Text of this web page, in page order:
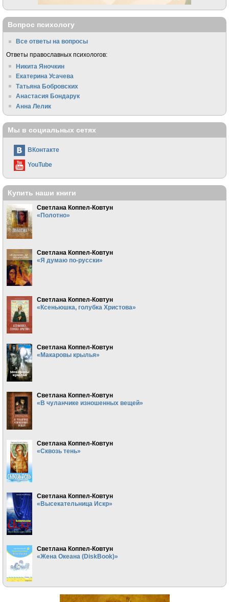
Вопрос психологу
Все ответы на вопросы
Ответы православных психологов:
Никита Яночкин
Екатерина Усачева
Татьяна Бобровских
Анастасия Бондарук
Анна Лелик
Мы в социальных сетях
ВКонтакте
YouTube
Купить наши книги
Светлана Коппел-Ковтун
«Полотно»
Светлана Коппел-Ковтун
«Я думаю по-русски»
Светлана Коппел-Ковтун
«Ксеньюшка, голубка Христова»
Светлана Коппел-Ковтун
«Макаровы крылья»
Светлана Коппел-Ковтун
«В чуланчике изношенных вещей»
Светлана Коппел-Ковтун
«Сквозь тень»
Светлана Коппел-Ковтун
«Высекательница Искр»
Светлана Коппел-Ковтун
«Жена Океана (DiskBook)»